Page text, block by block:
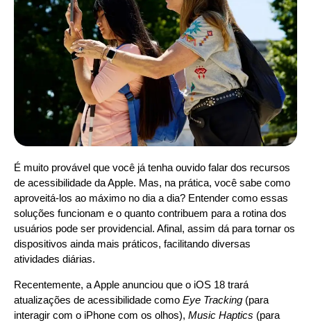
É muito provável que você já tenha ouvido falar dos recursos
de acessibilidade da Apple. Mas, na prática, você sabe como
aproveitá-los ao máximo no dia a dia? Entender como essas
soluções funcionam e o quanto contribuem para a rotina dos
usuários pode ser providencial. Afinal, assim dá para tornar os
dispositivos ainda mais práticos, facilitando diversas
atividades diárias.
Recentemente, a Apple anunciou que o iOS 18 trará
atualizações de acessibilidade como Eye Tracking (para
interagir com o iPhone com os olhos), Music Haptics (para